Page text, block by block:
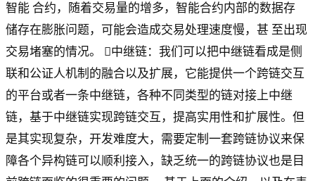
智能 合约，随着交易量的增多，智能合约内部的数据存
储存在膨胀问题，可能会造成交易处理速度慢，甚 至出现
交易堵塞的情况。 中继链：我们可以把中继链看成是侧
联和公证人机制的融合以及扩展，它能提供一个跨链交互
的平台或者一条中继链，各种不同类型的链对接上中继
链，基于中继链实现跨链交互，提高实用性和扩展性。但
是其实现复杂，开发难度大，需要定制一套跨链协议来保
障各个异构链可以顺利接入，缺乏统一的跨链协议也是目